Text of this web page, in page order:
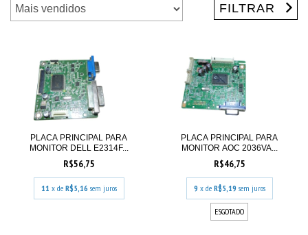
FILTRAR
PLACA PRINCIPAL PARA
MONITOR DELL E2314F...
R$56,75
11 x de R$5,16 sem juros
PLACA PRINCIPAL PARA
MONITOR AOC 2036VA...
R$46,75
9 x de R$5,19 sem juros
ESGOTADO